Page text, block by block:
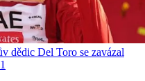
dědic Del Toro se zavázal